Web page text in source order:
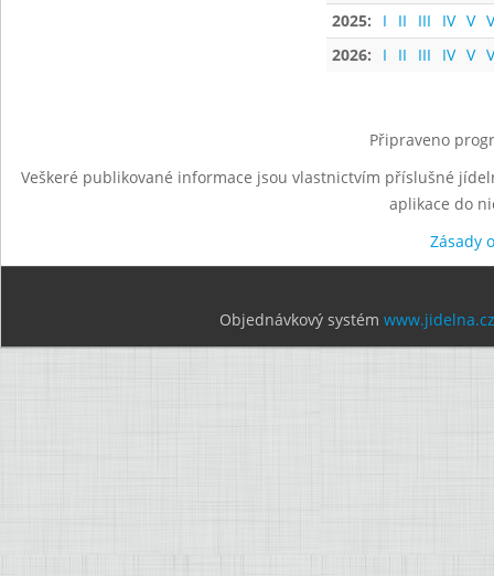
2025:
I II III IV V
2026:
I II III IV V
Připraveno
Veškeré publikované informace jsou vlastnictvím příslušné
aplikace do
Zásady
Objednávkový systém www.jidelna.cz